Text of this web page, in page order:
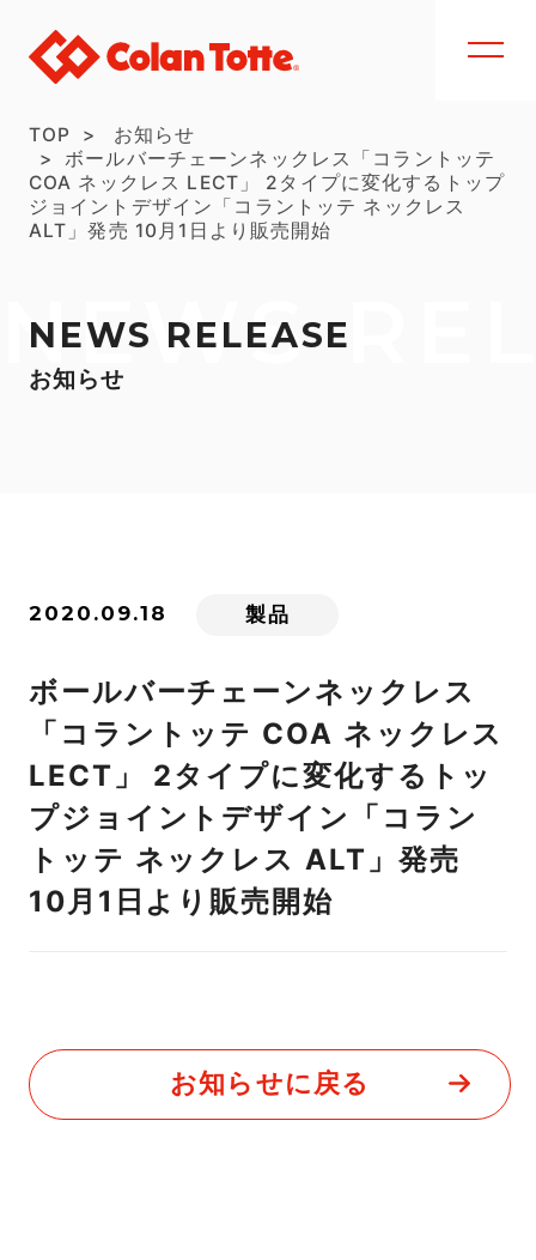
TOP
お知らせ
ボールバーチェーンネックレス「コラントッテ
COA ネックレス LECT」 2タイプに変化するトップ
ジョイントデザイン「コラントッテ ネックレス
ALT」発売 10月1日より販売開始
NEWS RELEASE
お知らせ
NEWS
2020.09.18 製品
ボールバーチェーンネックレス
「コラントッテ COA ネックレス
LECT」 2タイプに変化するトッ
プジョイントデザイン「コラン
トッテ ネックレス ALT」発売
10月1日より販売開始
お知らせに戻る